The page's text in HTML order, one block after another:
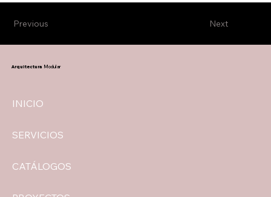
Next
Previous
INICIO
SERVICIOS
CATÁLOGOS
Arquitectura Modular